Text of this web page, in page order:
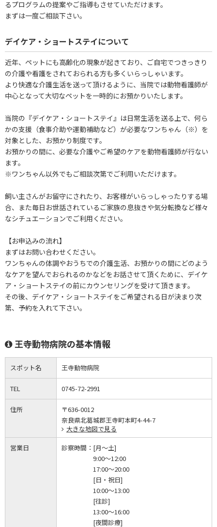
るプログラムの提案やご指導もさせていただけます。
まずは一度ご相談下さい。
デイケア・ショートステイについて
近年、ペットにも高齢化の現象が起きており、ご自宅でつきっきり
の介護や看護をされておられる方も多くいらっしゃいます。
より快適な介護生活を送って頂けるように、当院では動物看護師が
中心となって大切なペットを一時的にお預かりいたします。
当院の『デイケア・ショートステイ』は日常生活を送る上で、何ら
かの支援（食事介助や運動補助など）が必要なワンちゃん（※）を
対象とした、お預かり制度です。
お預かりの間に、必要な介護やご希望のケアを動物看護師が行ない
ます。
※ワンちゃん以外でもご相談次第でご利用いただけます。
飼い主さんがお留守にされたり、お客様がいらっしゃったりする場
合、また毎日お世話されているご家族の息抜きや気分転換など様々
なシチュエーションでご利用ください。
【お申込みの流れ】
まずはお問い合わせください。
ワンちゃんの体調やおうちでの介護生活、お預かりの間にどのよう
なケアを望んでおられるのかなどをお話させて頂くために、デイケ
ア・ショートステイの前にカウンセリングを受けて頂きます。
その後、デイケア・ショートステイをご希望される日が決まり次
第、予約を入れて下さい。
王寺動物病院の基本情報
スポット名 王寺動物病院
TEL 0745-72-2991
住所
〒636-0012
奈良県北葛城郡王寺町本町4-44-7
大きな地図で見る
営業日 診察時間： [月～土]
9:00～12:00
17:00～20:00
[日・祝日]
10:00～13:00
[往診]
13:00～16:00
[夜間診療]